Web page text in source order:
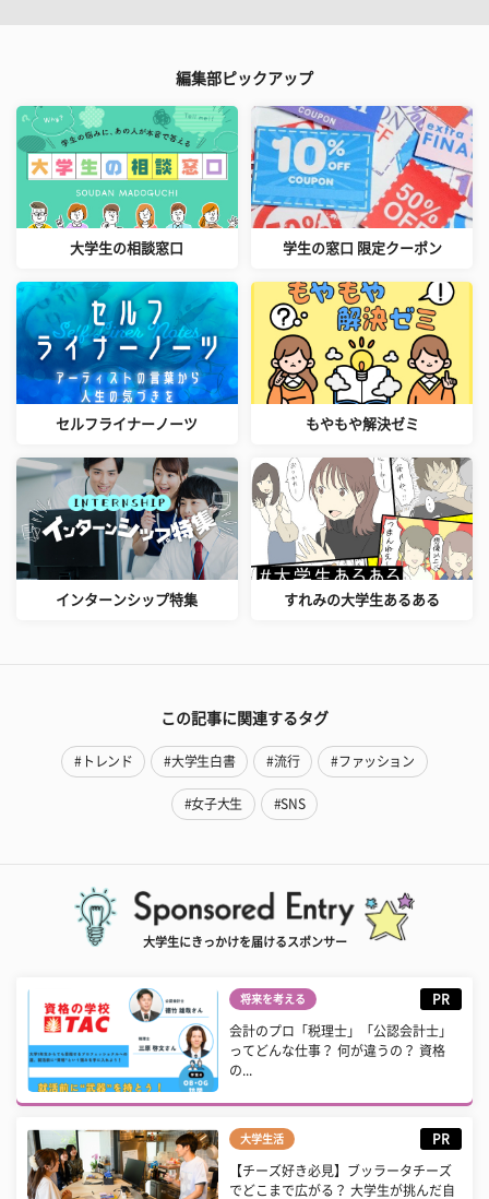
編集部ピックアップ
大学生の相談窓口 学生の窓口 限定クーポン
セルフライナーノーツ もやもや解決ゼミ
インターンシップ特集 すれみの大学生あるある
この記事に関連するタグ
#トレンド #大学生白書 #流行 #ファッション
#女子大生 #SNS
大学生にきっかけを届けるスポンサー
将来を考える PR
会計のプロ「税理士」「公認会計士」
ってどんな仕事？ 何が違うの？ 資格
の...
大学生活 PR
【チーズ好き必見】ブッラータチーズ
でどこまで広がる？ 大学生が挑んだ自